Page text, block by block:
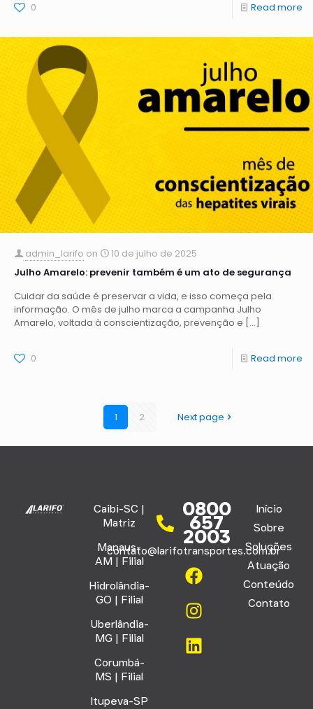
0 Read more
admin_larifo on
10 de julho de 2025
Julho Amarelo: prevenir também é um ato de segurança
Cuidar da saúde é preservar a vida, e isso começa pela
informação. O mês de julho marca a campanha Julho
Amarelo, voltada à conscientização, prevenção e […]
0 Read more
1 2 Next page
Caibi-SC |
Matriz
Manaus-
AM | Filial
Hidrolândia-
GO | Filial
Uberlândia-
MG | Filial
Corumbá-
MS | Filial
Itupeva-SP
0800
657
2003
contato@larifotransportes.com.br
Início
Sobre
Soluções
Atuação
Conteúdo
Contato